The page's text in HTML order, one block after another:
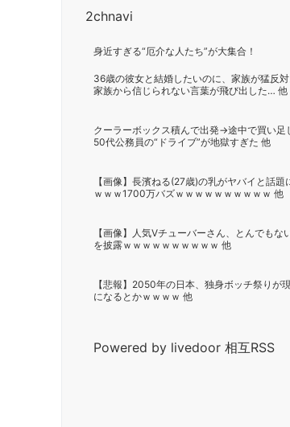
2chnavi
身近すぎる“厄介な人たち”が大集合！
36歳の彼女と結婚したいのに、家族が猛反対
家族から信じられない言葉が飛び出した… 他
クーラーボックス積んで出発→途中で買い足
50代公務員の“ドライブ”が地獄すぎた 他
【画像】長濱ねる(27歳)の乳がヤバイと話題
ｗｗｗ1700万バズｗｗｗｗｗｗｗｗｗｗ 他
【画像】人気Vチューバーさん、とんでもな
を披露ｗｗｗｗｗｗｗｗｗｗ 他
【悲報】2050年の日本、独身ボッチ祭りが
になるとかｗｗｗｗ 他
Powered by livedoor 相互RSS